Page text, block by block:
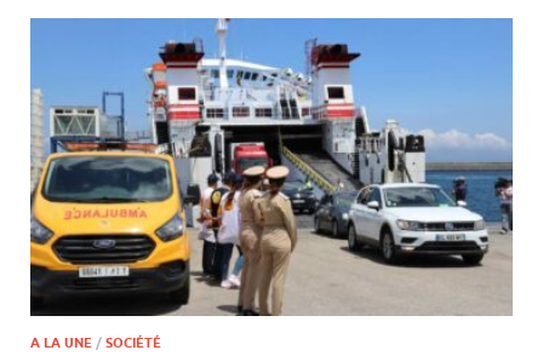
A LA UNE / SOCIÉTÉ